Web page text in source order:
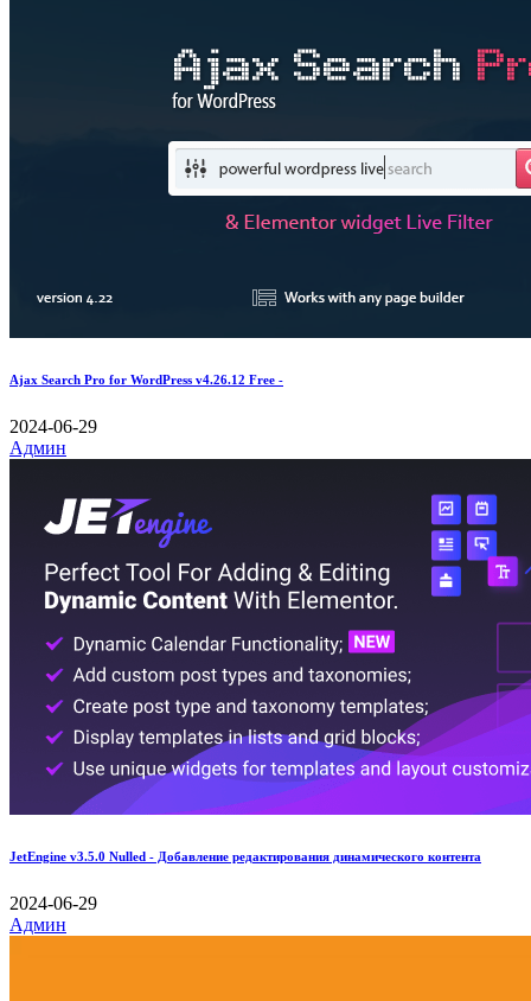
Ajax Search Pro for WordPress v4.26.12 Free -
2024-06-29
Админ
JetEngine v3.5.0 Nulled - Добавление редактирования динамического контента
2024-06-29
Админ